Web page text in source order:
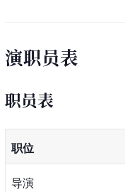
演职员表
职员表
职位
导演